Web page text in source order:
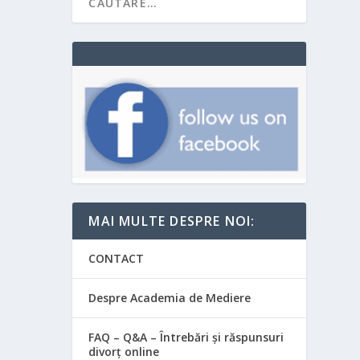
MAI MULTE DESPRE NOI:
CONTACT
Despre Academia de Mediere
FAQ – Q&A – Întrebări și răspunsuri
divorț online